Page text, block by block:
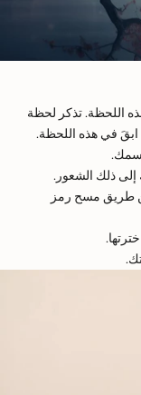
اللحظة. تذكر لحظة
ابقَ في هذه اللحظة.
إلى ذلك الشعور.
طريق مسح رمز